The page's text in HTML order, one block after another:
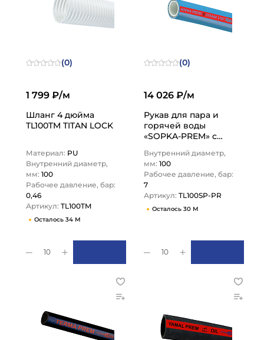
(0)
1 799 ₽/м
Шланг 4 дюйма
TL100TM TITAN LOCK
Материал: PU
Внутренний диаметр,
мм: 100
Рабочее давление, бар:
0,46
Артикул: TL100TM
Осталось 34 М
10
(0)
14 026 ₽/м
Рукав для пара и
горячей воды
«SOPKA-PREM» с
внутр.диам. 100мм,
TL100SP-PR TITAN…
Внутренний диаметр,
мм: 100
Рабочее давление, бар:
7
Артикул: TL100SP-PR
Осталось 30 М
10